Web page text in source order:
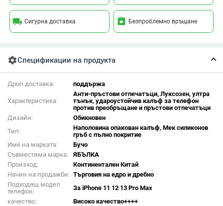
local_shipping Сигурна доставка assignment_return Безпроблемно връщане
settingsСпецификации на продукта
Дроп доставка: поддържа
Характеристика:
Анти-пръстови отпечатъци, Луксозен, ултра
тънък, удароустойчив калъф за телефон
против преобръщане и пръстови отпечатъци
Дизайн:
Обикновен
Тип:
Наполовина опакован калъф, Мек силиконов
гръб с пълно покритие
Име на марката:
Бучо
Съвместима марка:
ЯБЪЛКА
Произход:
Континентален Китай
Начин на продажби: Търговия на едро и дребно
Подходящ модел
телефон:
За iPhone 11 12 13 Pro Max
качество:
Високо качество++++